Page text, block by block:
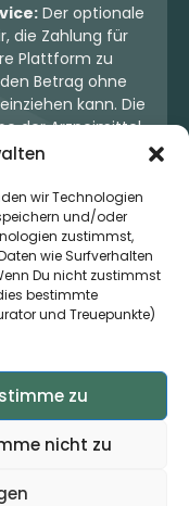
wir Technologien
und/oder
zustimmst,
wie Surfverhalten
Du nicht zustimmst
bestimmte
und Treuepunkte)
zu
nicht zu
Der optionale
die Zahlung für
Plattform zu
Betrag ohne
kann. Die
der Arzneimittel
jeweilige
Service stellt
sondern dient
Die
Einfluss auf die
die Wahl der
sind rechtlich